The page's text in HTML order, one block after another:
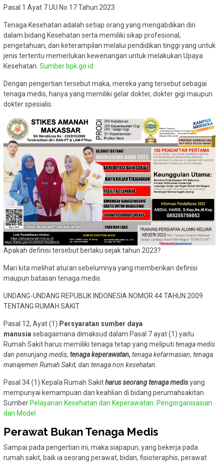
Pasal 1 Ayat 7 UU No 17 Tahun 2023
Tenaga Kesehatan adalah setiap orang yang mengabdikan diri
dalam bidang Kesehatan serta memiliki sikap profesional,
pengetahuan, dan keterampilan melalui pendidikan tinggi yang untuk
jenis tertentu memerlukan kewenangan untuk melakukan Upaya
Kesehatan. Sumber bpk.go.id
Dengan pengertian tersebut maka, mereka yang tersebut sebagai
tenaga medis, hanya yang memiliki gelar dokter, dokter gigi maupun
dokter spesialis.
Apakah definisi tersebut berlaku sejak tahun 2023?
Mari kita melihat aturan sebelumnya yang memberikan definisi
maupun batasan tenaga medis.
UNDANG-UNDANG REPUBLIK INDONESIA NOMOR 44 TAHUN 2009
TENTANG RUMAH SAKIT
Pasal 12, Ayat (1) Persyaratan sumber daya
manusia sebagaimana dimaksud dalam Pasal 7 ayat (1) yaitu
Rumah Sakit harus memiliki tenaga tetap yang meliputi tenaga medis
dan penunjang medis, tenaga keperawatan, tenaga kefarmasian, tenaga
manajemen Rumah Sakit, dan tenaga non kesehatan.
Pasal 34 (1) Kepala Rumah Sakitharus seorang tenaga medisyang
mempunyai kemampuan dan keahlian di bidang perumahsakitan.
Sumber Pelayanan Kesehatan dan Keperawatan: Pengorganisasian
dan Model
Perawat Bukan Tenaga Medis
Sampai pada pengertian ini, maka siapapun, yang bekerja pada
rumah sakit, baik ia seorang perawat, bidan, fisioteraphis, perawat